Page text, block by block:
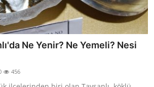
Hükümler
Ne Yenir? Ne Yemeli? Nesi
456